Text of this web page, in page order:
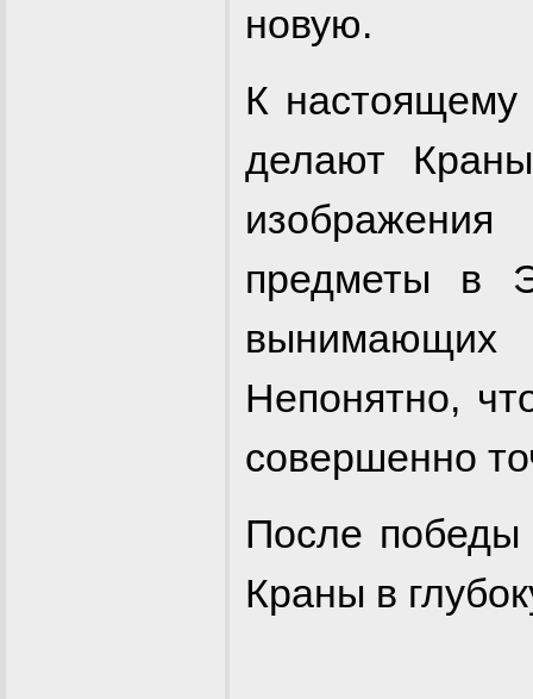
новую.
К настоящему
делают
изображения
предметы в
Непонятно,
совершенно
После
Краны в